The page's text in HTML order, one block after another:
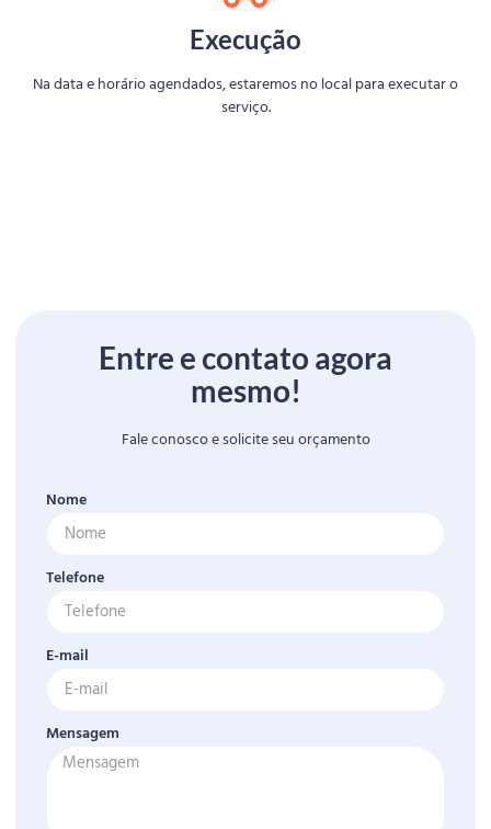
Execução
Na data e horário agendados, estaremos no local para executar o
serviço.
Entre e contato agora
mesmo!
Fale conosco e solicite seu orçamento
Nome
Telefone
E-mail
Mensagem